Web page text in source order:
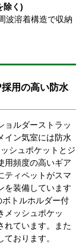
除く)
波溶着構造で収納
用の高い防水
ョルダーストラッ
イン気室には防水
シュポケットとジ
用頻度の高いギア
ティペットがスマ
を装備しています
トルホルダー付
メッシュポケッ
れています。また
おります。